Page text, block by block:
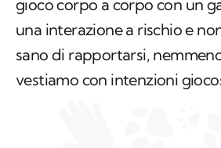
gioco corpo a corpo con un
una interazione a rischio e
sano di rapportarsi,
vestiamo con intenzioni